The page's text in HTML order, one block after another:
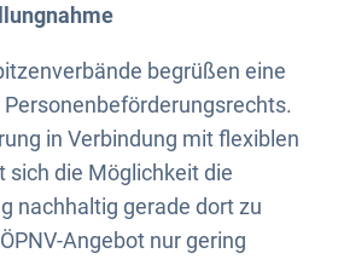
begrüßen eine
in Verbindung mit flexiblen
sich die Möglichkeit die
nachhaltig gerade dort zu
Angebot nur gering